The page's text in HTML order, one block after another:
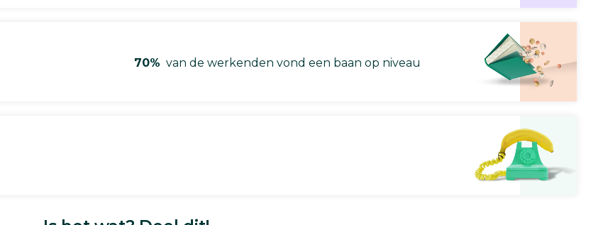
70% van de werkenden vond een baan op niveau